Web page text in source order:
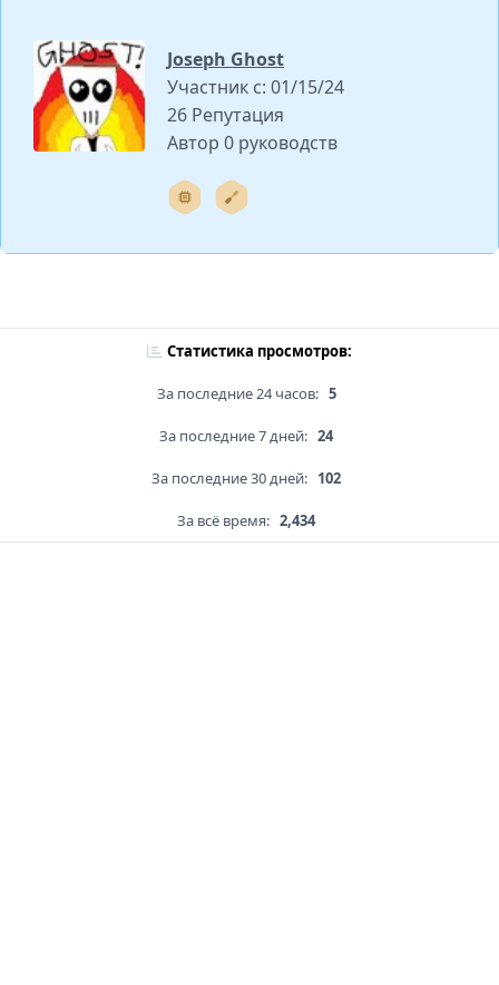
Joseph Ghost
Участник с: 01/15/24
26 Репутация
Автор 0 руководств
Статистика просмотров:
За последние 24 часов: 5
За последние 7 дней: 24
За последние 30 дней: 102
За всё время: 2,434